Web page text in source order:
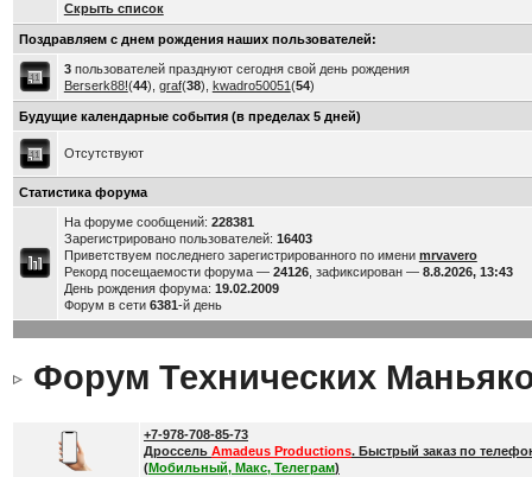
Скрыть список
Поздравляем с днем рождения наших пользователей:
3пользователей празднуют сегодня свой день рождения
Berserk88!(44), graf(38), kwadro50051(54)
Будущие календарные события (в пределах 5 дней)
Отсутствуют
Статистика форума
На форуме сообщений: 228381
Зарегистрировано пользователей: 16403
Приветствуем последнего зарегистрированного по имени mrvavero
Рекорд посещаемости форума — 24126, зафиксирован — 8.8.2026, 13:43
День рождения форума: 19.02.2009
Форум в сети 6381-й день
Форум Технических
+7-978-708-85-73
Дроссель Amadeus Productions. Быстрый заказ по
(Мобильный, Макс, Телеграм)